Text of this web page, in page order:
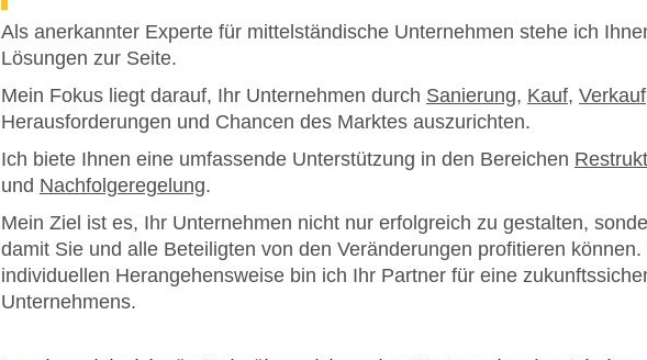
Als anerkannter Experte für mittelständische Unternehmen stehe ich
Lösungen zur Seite.
Mein Fokus liegt darauf, Ihr Unternehmen durch Sanierung, Kauf, Verkauf
Herausforderungen und Chancen des Marktes auszurichten.
Ich biete Ihnen eine umfassende Unterstützung in den Bereichen
und Nachfolgeregelung.
Mein Ziel ist es, Ihr Unternehmen nicht nur erfolgreich zu gestalten,
damit Sie und alle Beteiligten von den Veränderungen profitieren
individuellen Herangehensweise bin ich Ihr Partner für eine
Unternehmens.